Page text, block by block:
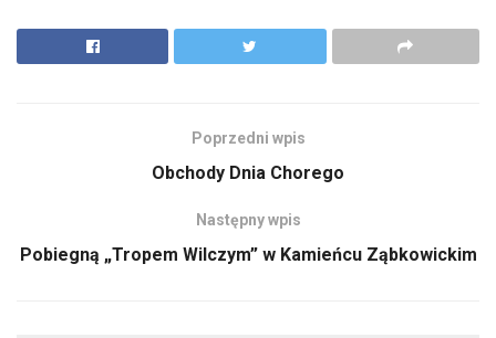
Poprzedni wpis
Obchody Dnia Chorego
Następny wpis
Pobiegną „Tropem Wilczym” w Kamieńcu Ząbkowickim